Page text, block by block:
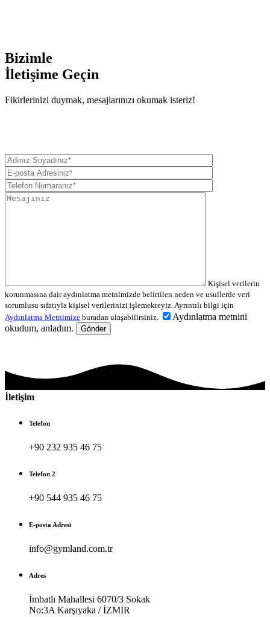
Bizimle
İletişime Geçin
Fikirlerinizi duymak, mesajlarınızı okumak isteriz!
Kişisel verilerin
korunmasına dair aydınlatma metnimizde belirtilen neden ve usullerde veri
sorumlusu sıfatıyla kişisel verilerinizi işlemekteyiz. Ayrıntılı bilgi için
Aydınlatma Metnimize buradan ulaşabilirsiniz.
Aydınlatma metnini
okudum, anladım.
İletişim
Telefon
+90 232 935 46 75
Telefon 2
+90 544 935 46 75
E-posta Adresi
info@gymland.com.tr
Adres
İmbatlı Mahallesi 6070/3 Sokak
No:3A Karşıyaka / İZMİR